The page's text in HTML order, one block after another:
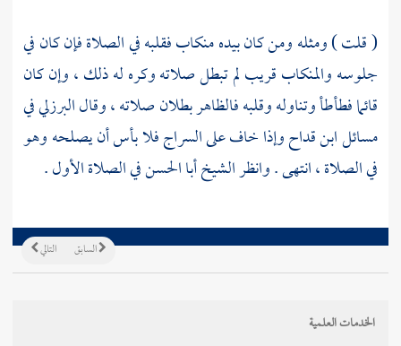
(قلت) ومثله ومن كان بيده منكاب فقلبه في الصلاة فإن كان في
جلوسه والمنكاب قريب لم تبطل صلاته وكره له ذلك ، وإن كان
قائما فطأطأ وتناوله وقلبه فالظاهر بطلان صلاته ، وقالالبرزليفي
مسائلابن قداحوإذا خاف على السراج فلا بأس أن يصلحه وهو
في الصلاة ، انتهى . وانظرالشيخ أبا الحسنفي الصلاة الأول .
التالي السابق
الخدمات العلمية